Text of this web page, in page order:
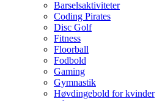
Barselsaktiviteter
Coding Pirates
Disc Golf
Fitness
Floorball
Fodbold
Gaming
Gymnastik
Høvdingebold for kvinder